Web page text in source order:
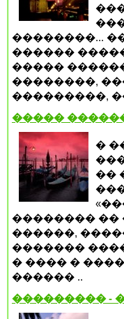
��������...
������
�����
��������,
���������,
�����
�
��
�������� ��
������,
�������
� ���� �
������ ..
��������� -